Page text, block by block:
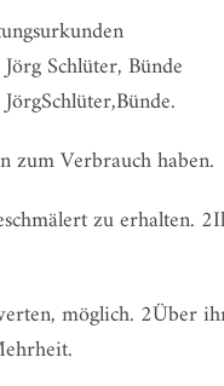
Schlüter, Bünde
zum Verbrauch haben.
zu erhalten.
möglich. 2Über